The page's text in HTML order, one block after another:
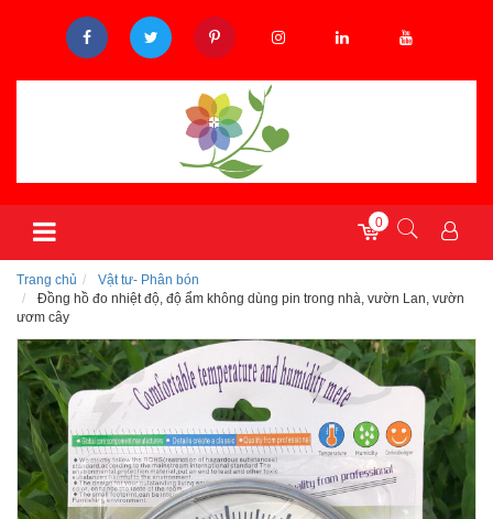
0
Trang chủ
Vật tư- Phân bón
Đồng hồ đo nhiệt độ, độ ẩm không dùng pin trong nhà, vườn Lan, vườn
ươm cây